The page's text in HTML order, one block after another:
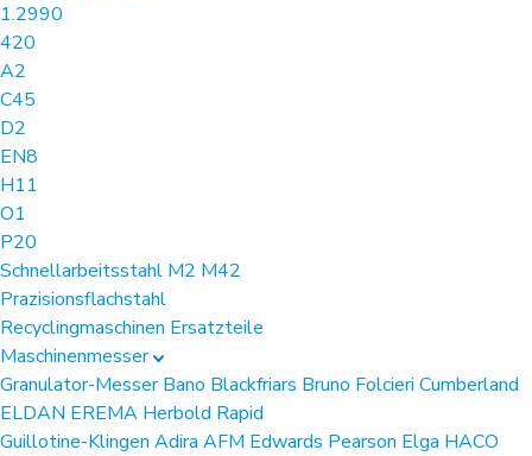
1.2990
420
A2
C45
D2
EN8
H11
O1
P20
Schnellarbeitsstahl M2 M42
Prazisionsflachstahl
Recyclingmaschinen Ersatzteile
Maschinenmesser
Granulator-MesserBano Blackfriars Bruno Folcieri Cumberland
ELDAN EREMA Herbold Rapid
Guillotine-Klingen Adira AFM Edwards Pearson Elga HACO